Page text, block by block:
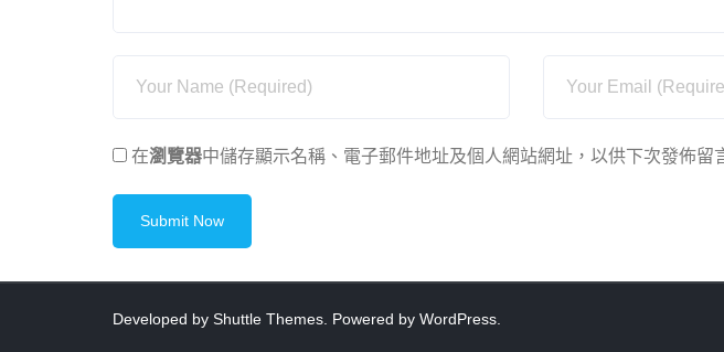
在瀏覽器中儲存顯示名稱、電子郵件地址及個人網站網址，以供下次發佈留
Developed by Shuttle Themes . Powered by WordPress